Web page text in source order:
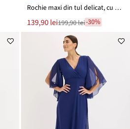
Rochie maxi din tul delicat, cu bretele
Noul
preț
139,90 lei
Reducere199,90 lei-30%